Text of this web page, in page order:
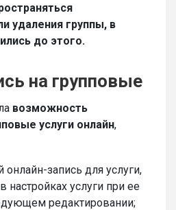
удаления группы, в
до этого.
на групповые
возможность
услуги онлайн,
онлайн-запись для услуги,
настройках услуги при ее
редактировании;